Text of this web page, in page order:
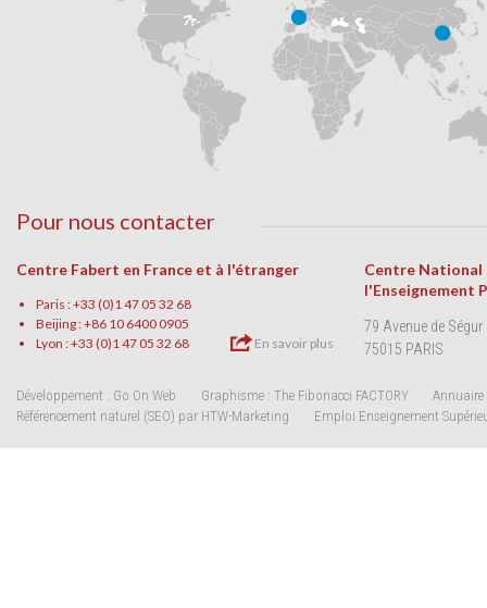
Pour nous contacter
Centre Fabert en France et à l'étranger
Paris : +33 (0)1 47 05 32 68
Beijing : +86 10 6400 0905
Lyon : +33 (0)1 47 05 32 68
En savoir plus
Centre National
l'Enseignement
79 Avenue de Ségur
75015 PARIS
Développement : Go On Web Graphisme : The Fibonacci FACTORY
Annuaire
Référencement naturel (SEO) par HTW-Marketing
Emploi Enseignement